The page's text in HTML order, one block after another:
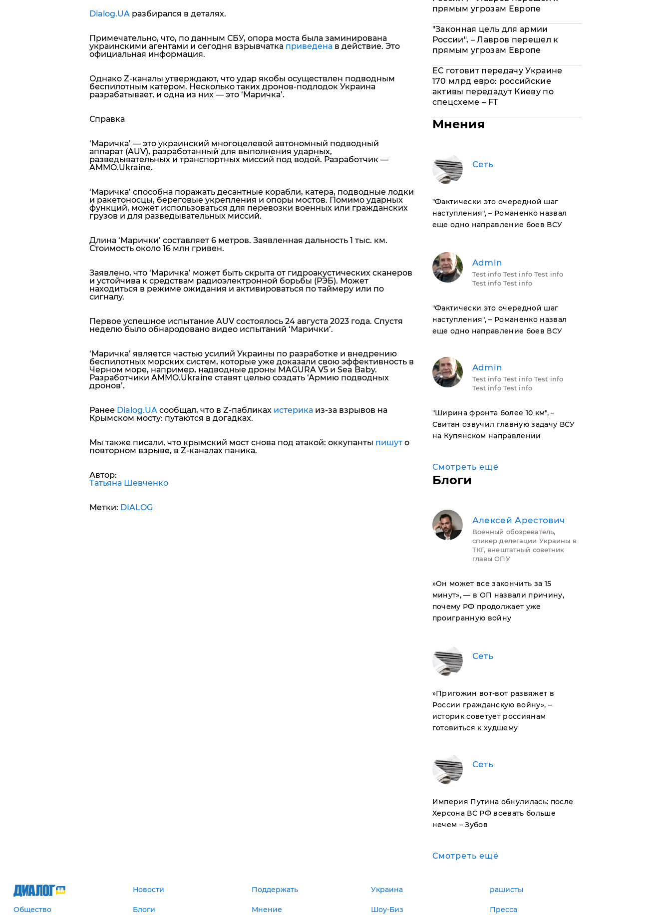
Dialog.UAразбирался в деталях.
Примечательно, что, по данным СБУ, опора моста была заминирована
украинскими агентами и сегодня взрывчатка приведенав действие. Это
официальная информация.
Однако Z-каналы утверждают, что удар якобы осуществлен подводным
беспилотным катером. Несколько таких дронов-подлодок Украина
разрабатывает, и одна из них — это ‘Маричка’.
Справка
‘Маричка’ — это украинский многоцелевой автономный подводный
аппарат (AUV), разработанный для выполнения ударных,
разведывательных и транспортных миссий под водой. Разработчик —
AMMO.Ukraine.
‘Маричка’ способна поражать десантные корабли, катера, подводные лодки
и ракетоносцы, береговые укрепления и опоры мостов. Помимо ударных
функций, может использоваться для перевозки военных или гражданских
грузов и для разведывательных миссий.
Длина ‘Марички’ составляет 6 метров. Заявленная дальность 1 тыс. км.
Стоимость около 16 млн гривен.
Заявлено, что ‘Маричка’ может быть скрыта от гидроакустических сканеров
и устойчива к средствам радиоэлектронной борьбы (РЭБ). Может
находиться в режиме ожидания и активироваться по таймеру или по
сигналу.
Первое успешное испытание AUV состоялось 24 августа 2023 года. Спустя
неделю было обнародовано видео испытаний ‘Марички’.
‘Маричка’ является частью усилий Украины по разработке и внедрению
беспилотных морских систем, которые уже доказали свою эффективность в
Черном море, например, надводные дроны MAGURA V5 и Sea Baby.
Разработчики AMMO.Ukraine ставят целью создать ‘Армию подводных
дронов’.
Ранее Dialog.UAсообщал, что в Z-пабликах истерикаиз-за взрывов на
Крымском мосту: путаются в догадках.
Мы также писали, что крымский мост снова под атакой: оккупанты пишуто
повторном взрыве, в Z-каналах паника.
Автор:
Татьяна Шевченко
Метки: DIALOG
прямым угрозам Европе
"Законная цель для армии
России", – Лавров перешел к
прямым угрозам Европе
ЕС готовит передачу Украине
170 млрд евро: российские
активы передадут Киеву по
спецсхеме – FT
Мнения
Сеть
​"Фактически это очередной шаг
наступления", – Романенко назвал
еще одно направление боев ВСУ
Admin
Test info Test info Test info
Test info Test info
​"Фактически это очередной шаг
наступления", – Романенко назвал
еще одно направление боев ВСУ
Admin
Test info Test info Test info
Test info Test info
​"Ширина фронта более 10 км", –
Свитан озвучил главную задачу ВСУ
на Купянском направлении
Смотреть ещё
Блоги
Алексей Арестович
Военный обозреватель,
спикер делегации Украины в
ТКГ, внештатный советник
главы ОПУ
​»Он может все закончить за 15
минут», — в ОП назвали причину,
почему РФ продолжает уже
проигранную войну
Сеть
​»Пригожин вот-вот развяжет в
России гражданскую войну», –
историк советует россиянам
готовиться к худшему
Сеть
Империя Путина обнулилась: после
Херсона ВС РФ воевать больше
нечем – Зубов
Смотреть ещё
Новости Поддержать Украина рашисты
Общество Блоги Мнение Шоу-Биз Пресса